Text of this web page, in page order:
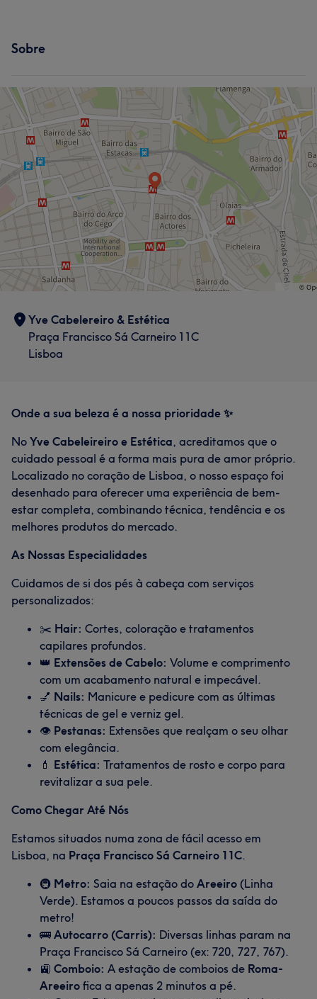
Sobre
Yve Cabelereiro & Estética
Praça Francisco Sá Carneiro 11C
Lisboa
Onde a sua beleza é a nossa prioridade ✨
No Yve Cabeleireiro e Estética, acreditamos que o
cuidado pessoal é a forma mais pura de amor próprio.
Localizado no coração de Lisboa, o nosso espaço foi
desenhado para oferecer uma experiência de bem-
estar completa, combinando técnica, tendência e os
melhores produtos do mercado.
As Nossas Especialidades
Cuidamos de si dos pés à cabeça com serviços
personalizados:
✂️ Hair: Cortes, coloração e tratamentos
capilares profundos.
👑 Extensões de Cabelo: Volume e comprimento
com um acabamento natural e impecável.
💅 Nails: Manicure e pedicure com as últimas
técnicas de gel e verniz gel.
👁️ Pestanas: Extensões que realçam o seu olhar
com elegância.
💄 Estética: Tratamentos de rosto e corpo para
revitalizar a sua pele.
Como Chegar Até Nós
Estamos situados numa zona de fácil acesso em
Lisboa, na Praça Francisco Sá Carneiro 11C.
🚇 Metro: Saia na estação do Areeiro (Linha
Verde). Estamos a poucos passos da saída do
metro!
🚌 Autocarro (Carris): Diversas linhas param na
Praça Francisco Sá Carneiro (ex: 720, 727, 767).
🚉 Comboio: A estação de comboios de Roma-
Areeiro fica a apenas 2 minutos a pé.